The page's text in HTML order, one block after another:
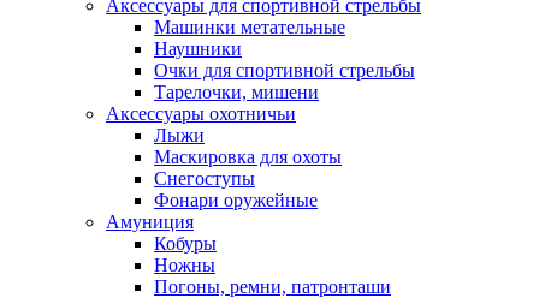
Аксессуары для спортивной стрельбы
Машинки метательные
Наушники
Очки для спортивной стрельбы
Тарелочки, мишени
Аксессуары охотничьи
Лыжи
Маскировка для охоты
Снегоступы
Фонари оружейные
Амуниция
Кобуры
Ножны
Погоны, ремни, патронташи